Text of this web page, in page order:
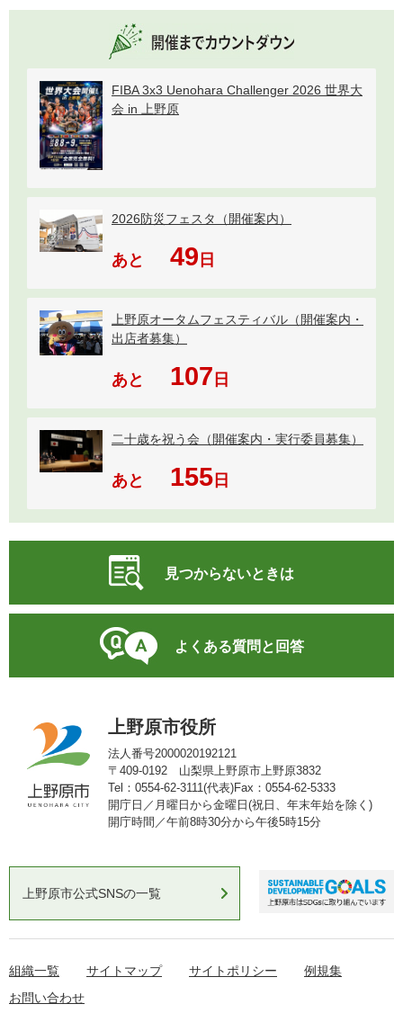
FIBA 3x3 Uenohara Challenger 2026 世界大
会 in 上野原
2026防災フェスタ（開催案内）
あと 49 日
上野原オータムフェスティバル（開催案内・
出店者募集）
あと 107 日
二十歳を祝う会（開催案内・実行委員募集）
あと 155日
見つからないときは
よくある質問と回答
上野原市役所
法人番号2000020192121
〒409-0192 山梨県上野原市上野原3832
Tel：0554-62-3111(代表)Fax：0554-62-5333
開庁日／月曜日から金曜日(祝日、年末年始を除く)
開庁時間／午前8時30分から午後5時15分
上野原市公式SNSの一覧
組織一覧 サイトマップ サイトポリシー
例規集
お問い合わせ